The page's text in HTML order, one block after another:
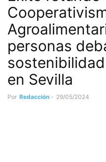
personas
en Sevilla
Por Redacción - 29/05/2024